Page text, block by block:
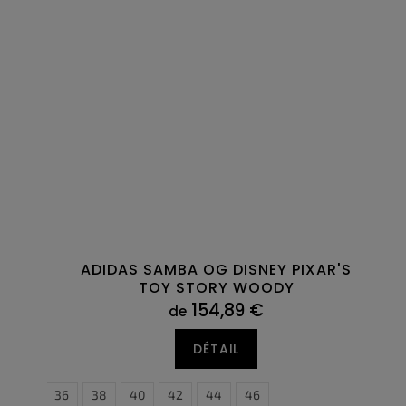
ADIDAS SAMBA OG DISNEY PIXAR'S
TOY STORY WOODY
de 154,89 €
DÉTAIL
36 38 40 42 44 46